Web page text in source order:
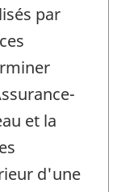
par
et la
d'une